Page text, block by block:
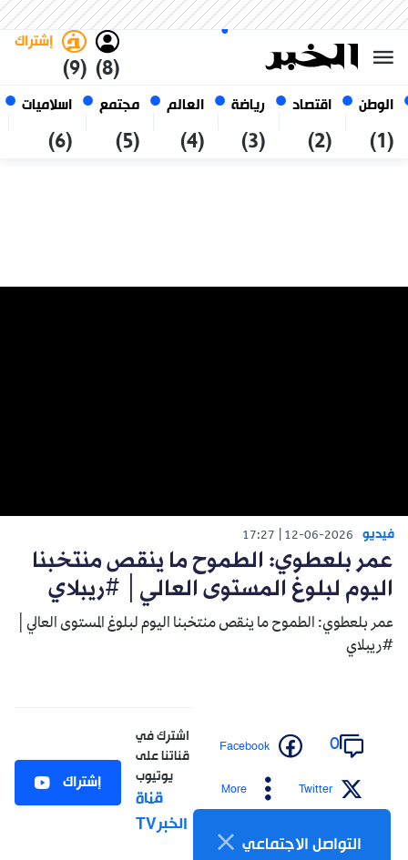
الوطن
(1)
اقتصاد
(2)
رياضة
(3)
العالم
(4)
مجتمع
(5)
اسلاميات
(6)
(8)
إشتراك
(9)
أغسطس 2026
الجزائر
فيديو 12-06-2026
17:27
عمر بلعطوي: الطموح ما ينقص منتخبنا
اليوم لبلوغ المستوى العالي│ #ريبلاي
عمر بلعطوي: الطموح ما ينقص منتخبنا اليوم لبلوغ المستوى العالي│
#ريبلاي
0
Facebook
Twitter
More
التواصل الاجتماعي
اشترك في
قناتنا على
يوتيوب
قناة
الخبرTV
إشتراك